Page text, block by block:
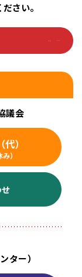
さい。
議会
代）
）
ター）